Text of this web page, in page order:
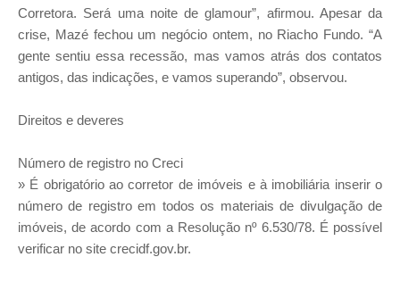
Corretora. Será uma noite de glamour”, afirmou. Apesar da
crise, Mazé fechou um negócio ontem, no Riacho Fundo. “A
gente sentiu essa recessão, mas vamos atrás dos contatos
antigos, das indicações, e vamos superando”, observou.
Direitos e deveres
Número de registro no Creci
» É obrigatório ao corretor de imóveis e à imobiliária inserir o
número de registro em todos os materiais de divulgação de
imóveis, de acordo com a Resolução nº 6.530/78. É possível
verificar no site crecidf.gov.br.